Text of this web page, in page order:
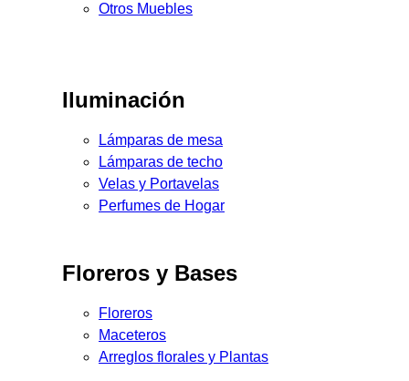
Otros Muebles
Iluminación
Lámparas de mesa
Lámparas de techo
Velas y Portavelas
Perfumes de Hogar
Floreros y Bases
Floreros
Maceteros
Arreglos florales y Plantas